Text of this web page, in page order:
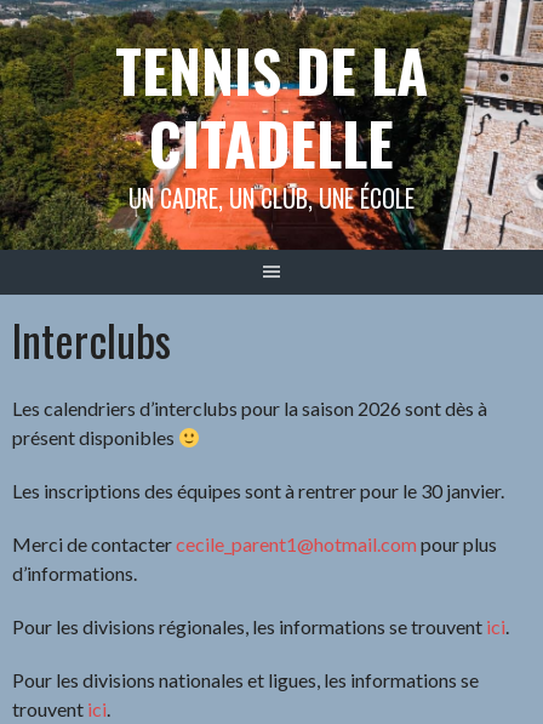
Aller
au
contenu
TENNIS DE LA
CITADELLE
UN CADRE, UN CLUB, UNE ÉCOLE
Interclubs
Les calendriers d’interclubs pour la saison 2026 sont dès à
présent disponibles
Les inscriptions des équipes sont à rentrer pour le 30 janvier.
Merci de contactercecile_parent1@hotmail.com pour plus
d’informations.
Pour les divisions régionales, les informations se trouvent ici.
Pour les divisions nationales et ligues, les informations se
trouvent ici.